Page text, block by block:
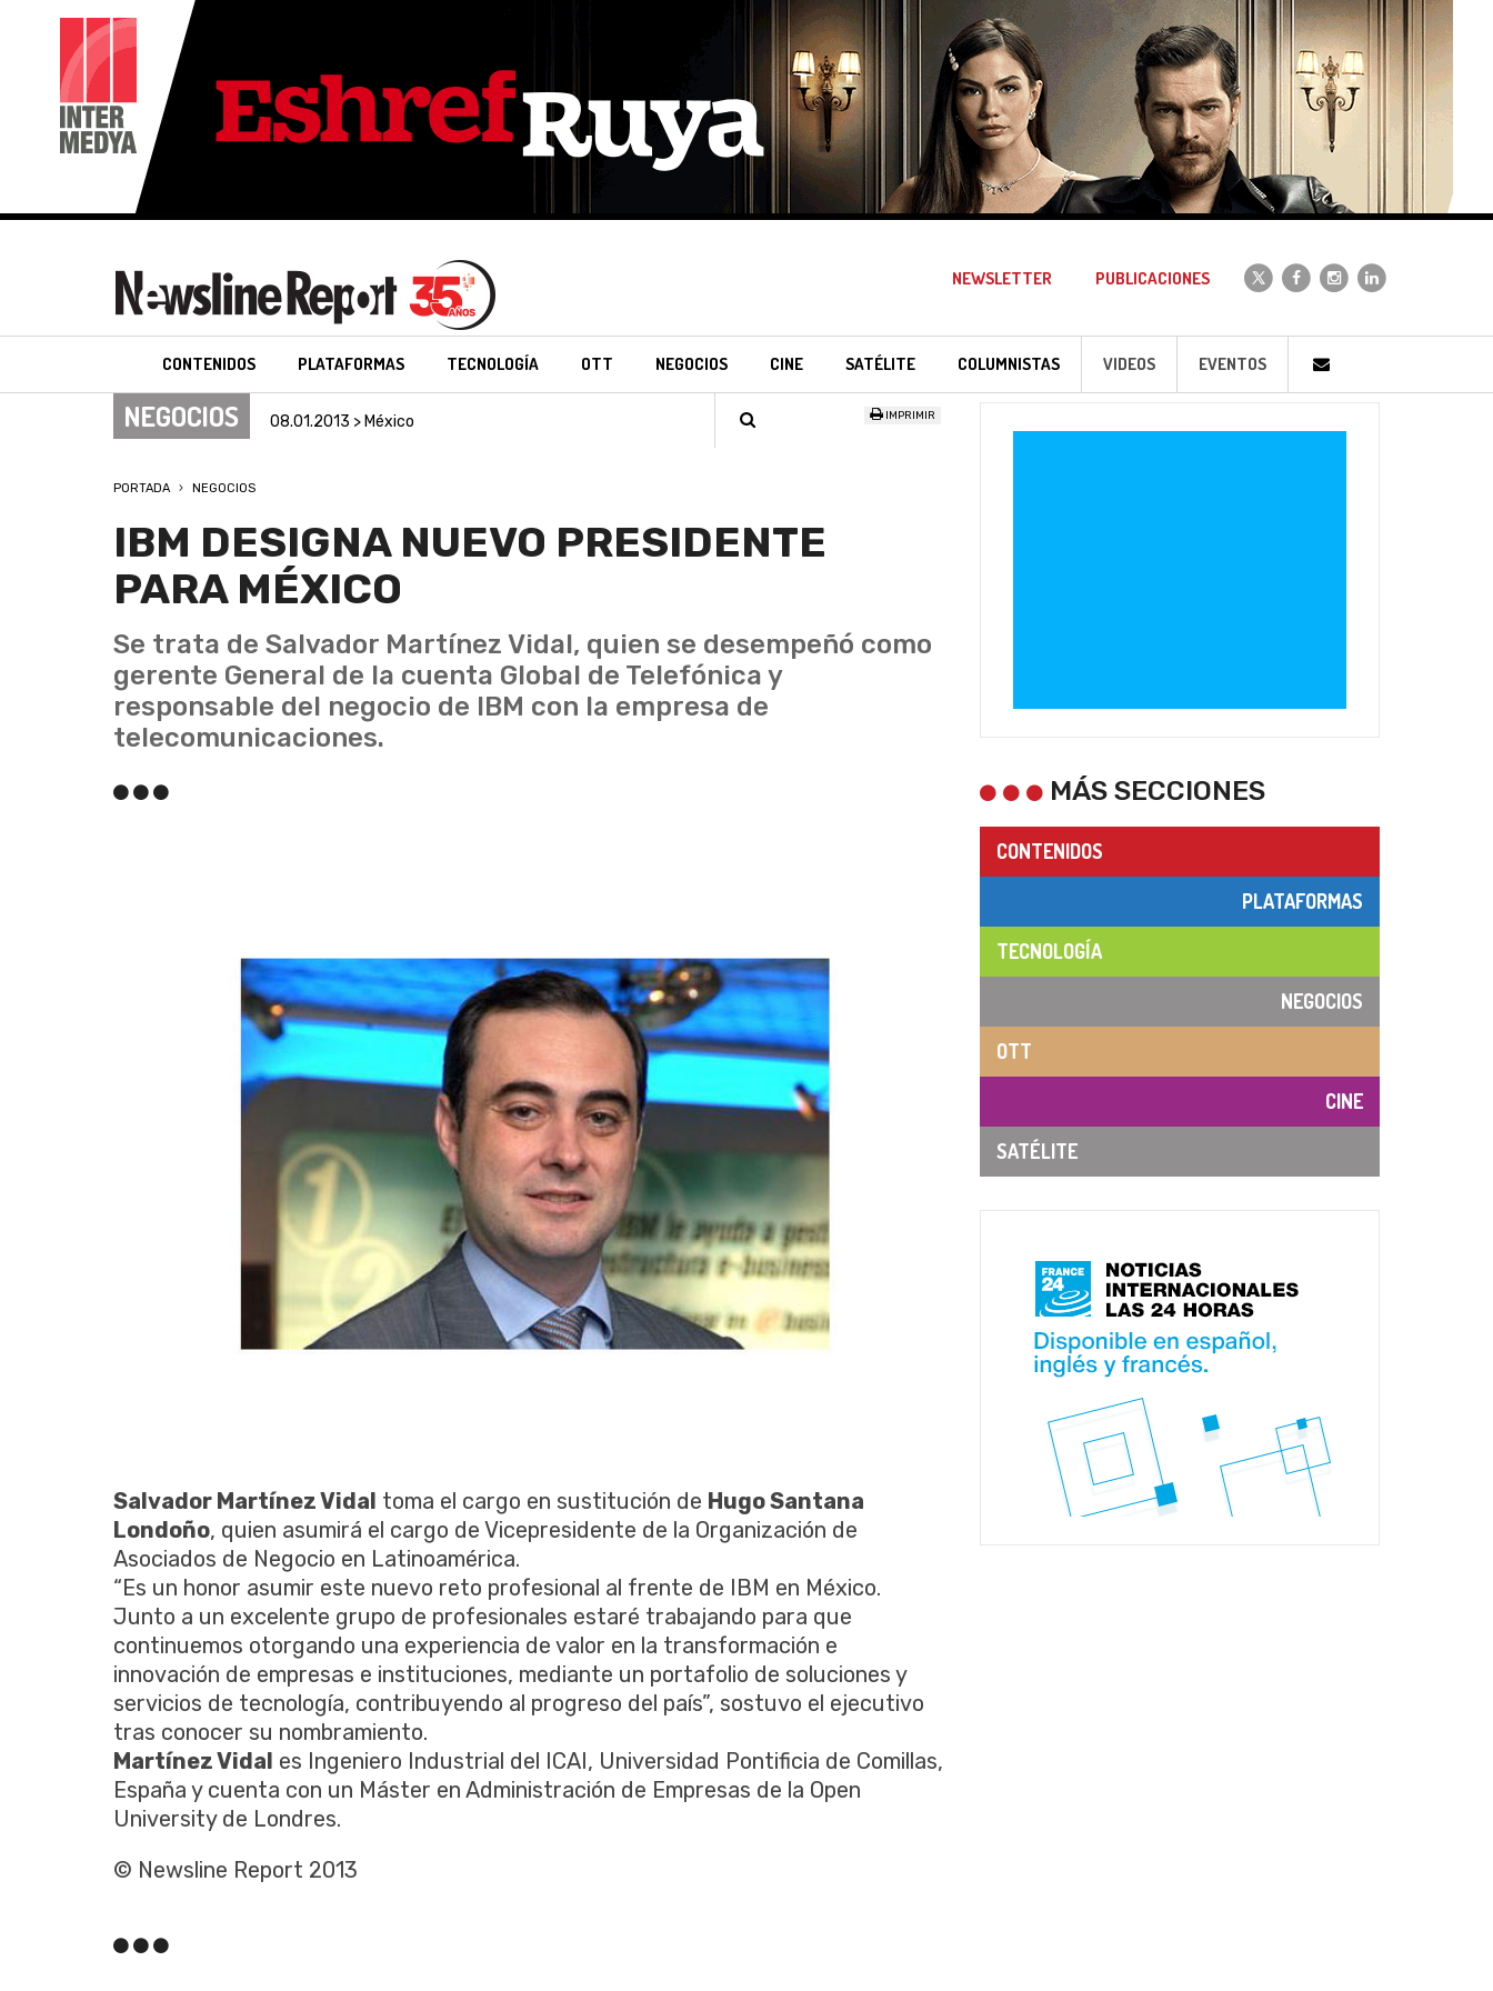
NEWSLETTER PUBLICACIONES
CONTENIDOS PLATAFORMAS TECNOLOGÍA OTT NEGOCIOS CINE SATÉLITE COLUMNISTAS VIDEOS EVENTOS
NEGOCIOS 08.01.2013 > México IMPRIMIR
PORTADA NEGOCIOS
IBM DESIGNA NUEVO PRESIDENTE
PARA MÉXICO
Se trata de Salvador Martínez Vidal, quien se desempeñó como
gerente General de la cuenta Global de Telefónica y
responsable del negocio de IBM con la empresa de
telecomunicaciones.
Salvador Martínez Vidal toma el cargo en sustitución de Hugo Santana
Londoño, quien asumirá el cargo de Vicepresidente de la Organización de
Asociados de Negocio en Latinoamérica.
“Es un honor asumir este nuevo reto profesional al frente de IBM en México.
Junto a un excelente grupo de profesionales estaré trabajando para que
continuemos otorgando una experiencia de valor en la transformación e
innovación de empresas e instituciones, mediante un portafolio de soluciones y
servicios de tecnología, contribuyendo al progreso del país”, sostuvo el ejecutivo
tras conocer su nombramiento.
Martínez Vidal es Ingeniero Industrial del ICAI, Universidad Pontificia de Comillas,
España y cuenta con un Máster en Administración de Empresas de la Open
University de Londres.
© Newsline Report 2013
MÁS SECCIONES
CONTENIDOS
PLATAFORMAS
TECNOLOGÍA
NEGOCIOS
OTT
CINE
SATÉLITE